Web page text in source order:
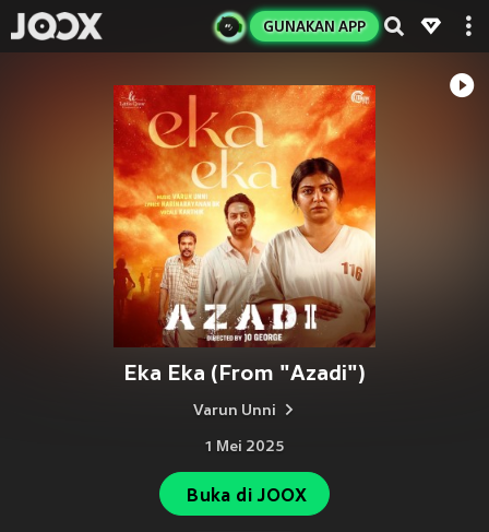
GUNAKAN APP
Eka Eka (From "Azadi")
Varun Unni
1 Mei 2025
Buka di JOOX